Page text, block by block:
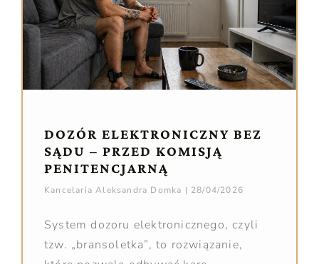
DOZÓR ELEKTRONICZNY BEZ
SĄDU – PRZED KOMISJĄ
PENITENCJARNĄ
Kancelaria Aleksandra Domka 28/04/2026
System dozoru elektronicznego, czyli
tzw. „bransoletka”, to rozwiązanie,